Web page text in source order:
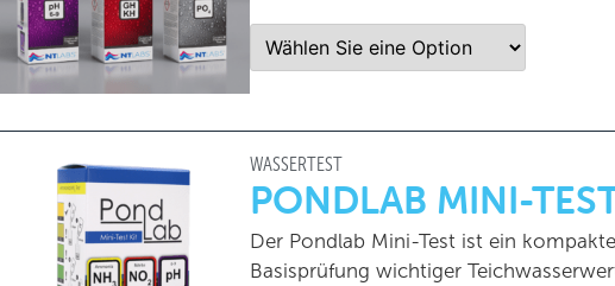
WASSERTEST
PONDLAB MINI-
Der Pondlab Mini-Test ist ein
Basisprüfung wichtiger